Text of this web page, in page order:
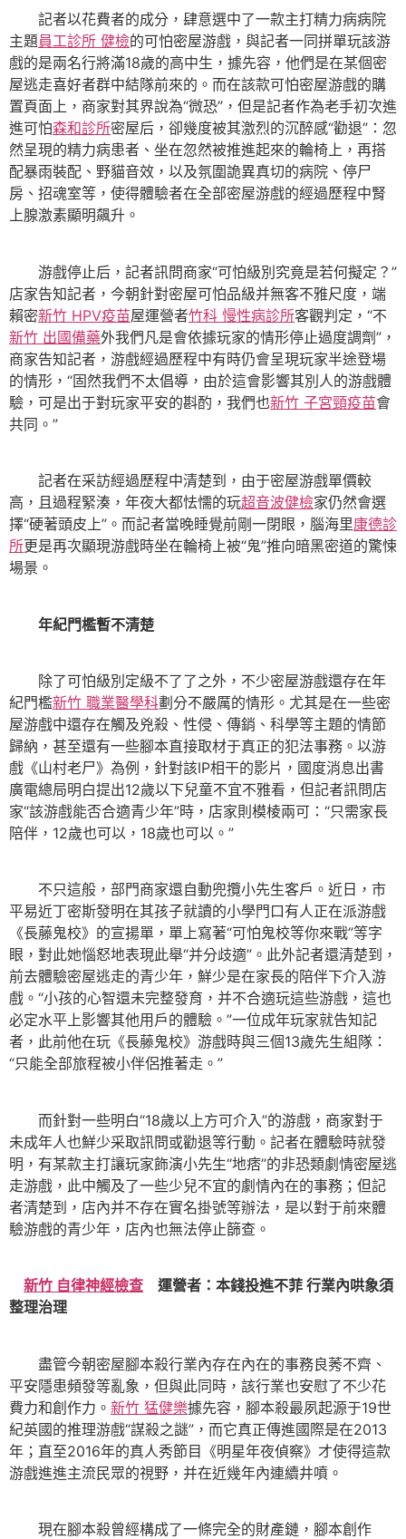
記者以花費者的成分，肆意選中了一款主打精力病病院
主題員工診所 健檢的可怕密屋游戲，與記者一同拼單玩該游
戲的是兩名行將滿18歲的高中生，據先容，他們是在某個密
屋逃走喜好者群中結隊前來的。而在該款可怕密屋游戲的購
置頁面上，商家對其界說為“微恐”，但是記者作為老手初次進
進可怕森和診所密屋后，卻幾度被其激烈的沉醉感“勸退”：忽
然呈現的精力病患者、坐在忽然被推進起來的輪椅上，再搭
配暴雨裝配、野貓音效，以及氛圍詭異真切的病院、停尸
房、招魂室等，使得體驗者在全部密屋游戲的經過歷程中腎
上腺激素顯明飆升。
游戲停止后，記者訊問商家“可怕級別究竟是若何擬定？”
店家告知記者，今朝針對密屋可怕品級并無客不雅尺度，端
賴密新竹 HPV疫苗屋運營者竹科 慢性病診所客觀判定，“不
新竹 出國備藥外我們凡是會依據玩家的情形停止過度調劑”，
商家告知記者，游戲經過歷程中有時仍會呈現玩家半途登場
的情形，“固然我們不太倡導，由於這會影響其別人的游戲體
驗，可是出于對玩家平安的斟酌，我們也新竹 子宮頸疫苗會
共同。”
記者在采訪經過歷程中清楚到，由于密屋游戲單價較
高，且過程緊湊，年夜大都怯懦的玩超音波健檢家仍然會選
擇“硬著頭皮上”。而記者當晚睡覺前剛一閉眼，腦海里康德診
所更是再次顯現游戲時坐在輪椅上被“鬼”推向暗黑密道的驚悚
場景。
年紀門檻暫不清楚
除了可怕級別定級不了了之外，不少密屋游戲還存在年
紀門檻新竹 職業醫學科劃分不嚴厲的情形。尤其是在一些密
屋游戲中還存在觸及兇殺、性侵、傳銷、科學等主題的情節
歸納，甚至還有一些腳本直接取材于真正的犯法事務。以游
戲《山村老尸》為例，針對該IP相干的影片，國度消息出書
廣電總局明白提出12歲以下兒童不宜不雅看，但記者訊問店
家“該游戲能否合適青少年”時，店家則模棱兩可：“只需家長
陪伴，12歲也可以，18歲也可以。”
不只這般，部門商家還自動兜攬小先生客戶。近日，市
平易近丁密斯發明在其孩子就讀的小學門口有人正在派游戲
《長藤鬼校》的宣揚單，單上寫著“可怕鬼校等你來戰”等字
眼，對此她惱怒地表現此舉“并分歧適”。此外記者還清楚到，
前去體驗密屋逃走的青少年，鮮少是在家長的陪伴下介入游
戲。“小孩的心智還未完整發育，并不合適玩這些游戲，這也
必定水平上影響其他用戶的體驗。”一位成年玩家就告知記
者，此前他在玩《長藤鬼校》游戲時與三個13歲先生組隊：
“只能全部旅程被小伴侶推著走。”
而針對一些明白“18歲以上方可介入”的游戲，商家對于
未成年人也鮮少采取訊問或勸退等行動。記者在體驗時就發
明，有某款主打讓玩家飾演小先生“地痞”的非恐類劇情密屋逃
走游戲，此中觸及了一些少兒不宜的劇情內在的事務；但記
者清楚到，店內并不存在實名掛號等辦法，是以對于前來體
驗游戲的青少年，店內也無法停止篩查。
新竹 自律神經檢查 運營者：本錢投進不菲 行業內哄象須
整理治理
盡管今朝密屋腳本殺行業內存在內在的事務良莠不齊、
平安隱患頻發等亂象，但與此同時，該行業也安慰了不少花
費力和創作力。 新竹 猛健樂據先容，腳本殺最夙起源于19世
紀英國的推理游戲“謀殺之謎”，而它真正傳進國際是在2013
年；直至2016年的真人秀節目《明星年夜偵察》才使得這款
游戲進進主流民眾的視野，并在近幾年內連續井噴。
現在腳本殺曾經構成了一條完全的財產鏈，腳本創作